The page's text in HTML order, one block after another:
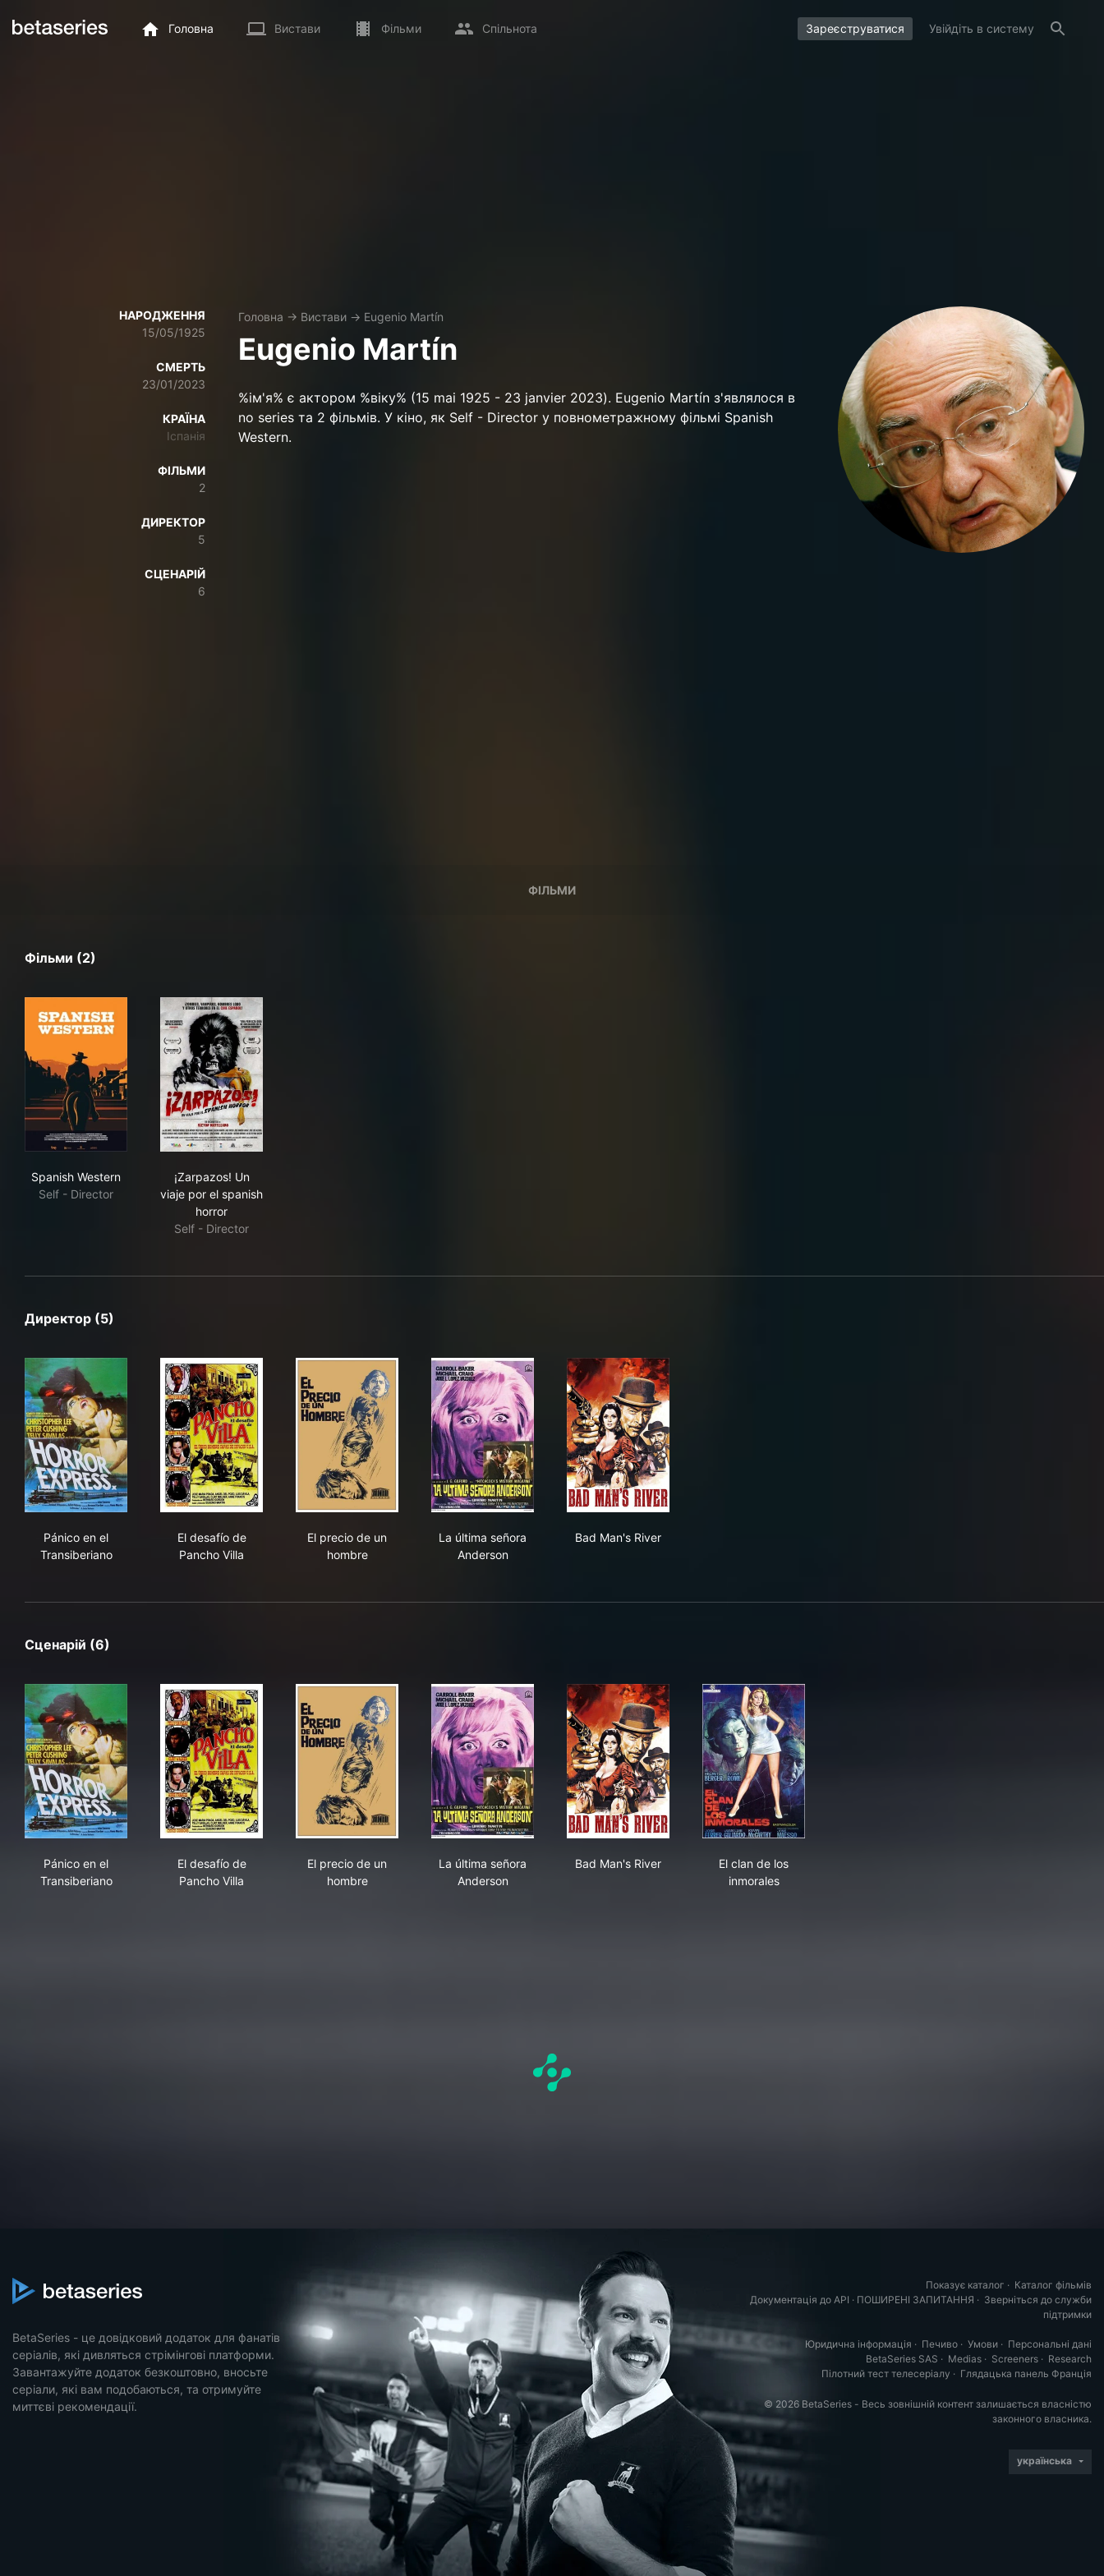
Головна Вистави Фільми Спільнота Зареєструватися Увійдіть в систему
НАРОДЖЕННЯ
15/05/1925
СМЕРТЬ
23/01/2023
КРАЇНА
Іспанія
ФІЛЬМИ
2
ДИРЕКТОР
5
СЦЕНАРІЙ
6
Головна → Вистави → Eugenio Martín
Eugenio Martín
%ім'я% є актором %віку% (15 mai 1925 - 23 janvier 2023). Eugenio Martín з'являлося в
no series та 2 фільмів. У кіно, як Self - Director у повнометражному фільмі Spanish
Western.
ФІЛЬМИ
Фільми (2)
Spanish Western
Self - Director
¡Zarpazos! Un
viaje por el spanish
horror
Self - Director
Директор (5)
Pánico en el
Transiberiano
El desafío de
Pancho Villa
El precio de un
hombre
La última señora
Anderson
Bad Man's River
Сценарій (6)
Pánico en el
Transiberiano
El desafío de
Pancho Villa
El precio de un
hombre
La última señora
Anderson
Bad Man's River
El clan de los
inmorales
BetaSeries - це довідковий додаток для фанатів
серіалів, які дивляться стрімінгові платформи.
Завантажуйте додаток безкоштовно, вносьте
серіали, які вам подобаються, та отримуйте
миттєві рекомендації.
Показує каталог · Каталог фільмів
Документація до API · ПОШИРЕНІ ЗАПИТАННЯ · Зверніться до служби
підтримки
Юридична інформація · Печиво · Умови · Персональні дані
BetaSeries SAS · Medias · Screeners · Research
Пілотний тест телесеріалу · Глядацька панель Франція
© 2026 BetaSeries - Весь зовнішній контент залишається власністю
законного власника.
українська